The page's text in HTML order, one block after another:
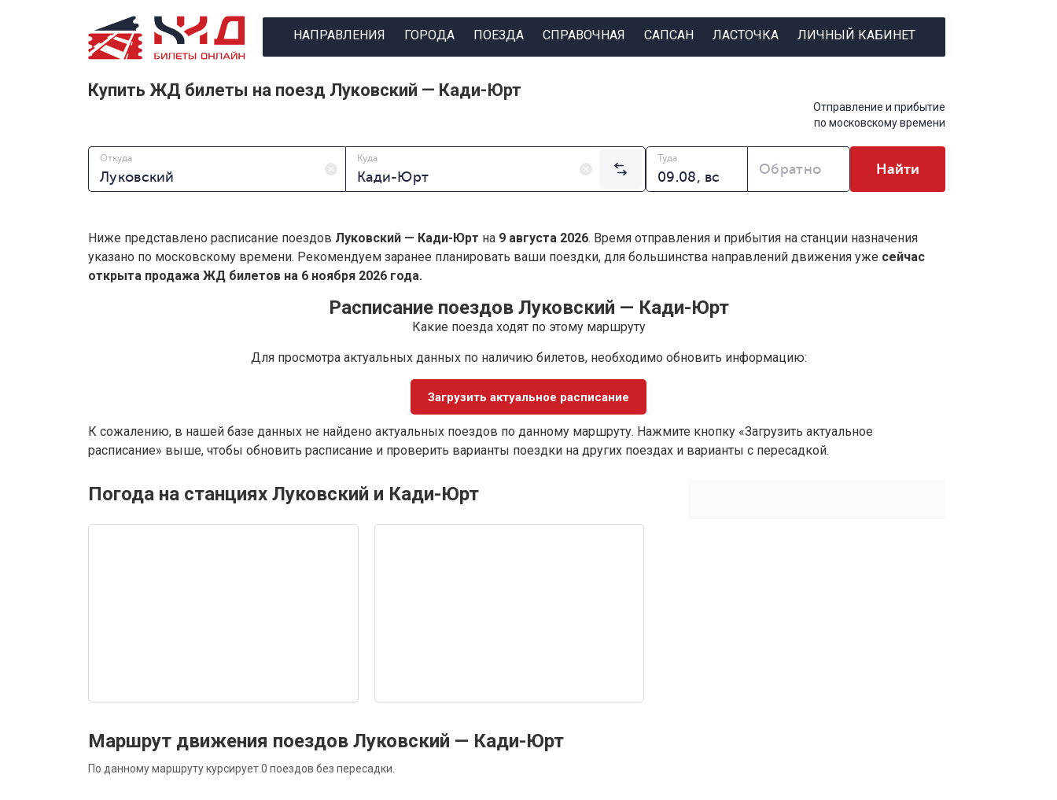
НАПРАВЛЕНИЯ ГОРОДА ПОЕЗДА СПРАВОЧНАЯ САПСАН ЛАСТОЧКА ЛИЧНЫЙ КАБИНЕТ
Купить ЖД билеты на поезд Луковский — Кади-Юрт
Отправление и прибытие
по московскому времени
Откуда Куда Туда
Обратно Найти
Ниже представлено расписание поездов Луковский — Кади-Юрт на 9 августа 2026. Время отправления и прибытия на станции назначения
указано по московскому времени. Рекомендуем заранее планировать ваши поездки, для большинства направлений движения уже сейчас
открыта продажа ЖД билетов на 6 ноября 2026 года.
Расписание поездов Луковский — Кади-Юрт
Какие поезда ходят по этому маршруту
Для просмотра актуальных данных по наличию билетов, необходимо обновить информацию:
Загрузить актуальное расписание
К сожалению, в нашей базе данных не найдено актуальных поездов по данному маршруту. Нажмите кнопку «Загрузить актуальное
расписание» выше, чтобы обновить расписание и проверить варианты поездки на других поездах и варианты с пересадкой.
Погода на станциях Луковский и Кади-Юрт
Маршрут движения поездов Луковский — Кади-Юрт
По данному маршруту курсирует 0 поездов без пересадки.